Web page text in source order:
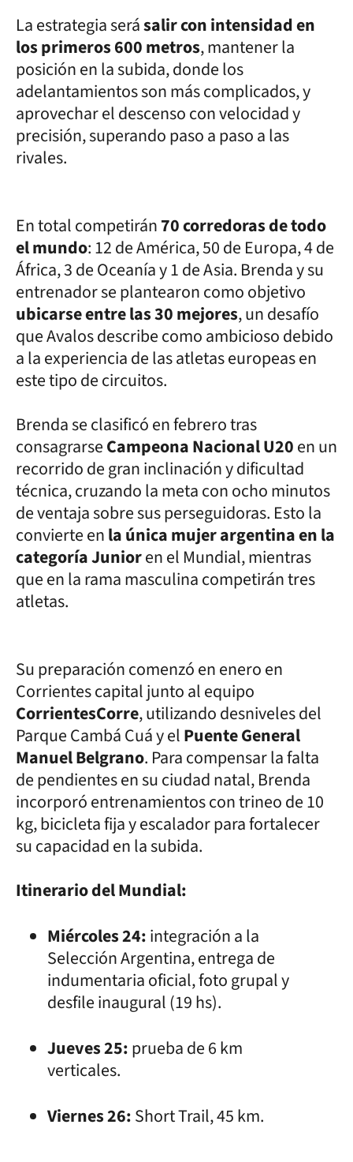
La estrategia serásalir con intensidad en
los primeros 600 metros, mantener la
posición en la subida, donde los
adelantamientos son más complicados, y
aprovechar el descenso con velocidad y
precisión, superando paso a paso a las
rivales.
En total competirán70 corredoras de todo
el mundo: 12 de América, 50 de Europa, 4 de
África, 3 de Oceanía y 1 de Asia. Brenda y su
entrenador se plantearon como objetivo
ubicarse entre las 30 mejores, un desafío
que Avalos describe como ambicioso debido
a la experiencia de las atletas europeas en
este tipo de circuitos.
Brenda se clasificó en febrero tras
consagrarseCampeona Nacional U20en un
recorrido de gran inclinación y dificultad
técnica, cruzando la meta con ocho minutos
de ventaja sobre sus perseguidoras. Esto la
convierte enla única mujer argentina en la
categoría Junioren el Mundial, mientras
que en la rama masculina competirán tres
atletas.
Su preparación comenzó en enero en
Corrientes capital junto al equipo
CorrientesCorre, utilizando desniveles del
Parque Cambá Cuá y elPuente General
Manuel Belgrano. Para compensar la falta
de pendientes en su ciudad natal, Brenda
incorporó entrenamientos con trineo de 10
kg, bicicleta fija y escalador para fortalecer
su capacidad en la subida.
Itinerario del Mundial:
Miércoles 24:integración a la
Selección Argentina, entrega de
indumentaria oficial, foto grupal y
desfile inaugural (19 hs).
Jueves 25:prueba de 6 km
verticales.
Viernes 26:Short Trail, 45 km.